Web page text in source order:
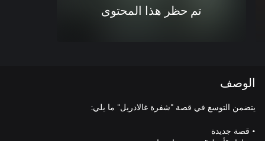
تم حظر هذا المحتوى
الوصف